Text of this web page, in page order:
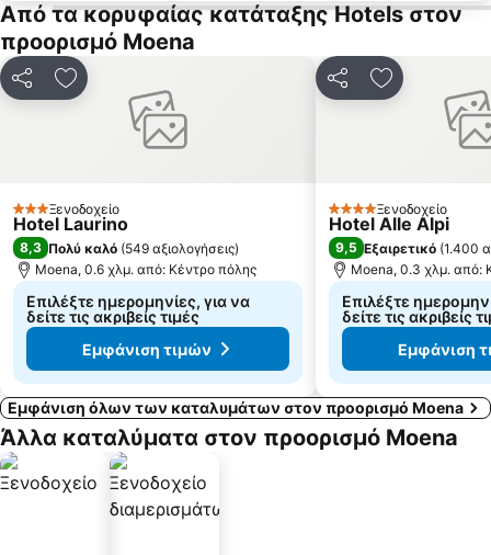
Από τα κορυφαίας κατάταξης Hotels στον
προορισμό Moena
ΚοινοποίησηΠροσθήκη στα αγαπημένα
3 ΑστέριαΞενοδοχείο
Hotel Laurino
8,3 Πολύ καλό (549 αξιολογήσεις)
Moena, 0.6 χλμ. από: Κέντρο πόλης
Επιλέξτε ημερομηνίες, για να
δείτε τις ακριβείς τιμές
Εμφάνιση τιμών
ΚοινοποίησηΠροσθήκη
4 ΑστέριαΞενοδοχείο
Hotel Alle Alpi
9,5 Εξαιρετικό (1.400
Moena, 0.3 χλμ. από:
Επιλέξτε
δείτε τις ακριβείς
Εμφάνιση
Εμφάνιση όλων των καταλυμάτων στον προορισμό Moena
Άλλα καταλύματα στον προορισμό Moena